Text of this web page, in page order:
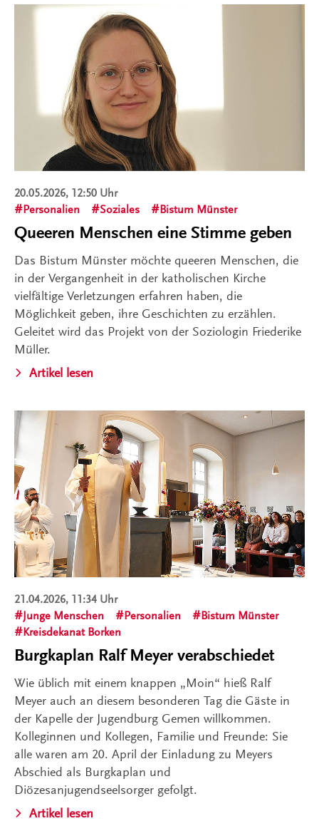
20.05.2026, 12:50 Uhr
Personalien
Soziales Bistum Münster
Queeren Menschen eine Stimme geben
Das Bistum Münster möchte queeren Menschen, die
in der Vergangenheit in der katholischen Kirche
vielfältige Verletzungen erfahren haben, die
Möglichkeit geben, ihre Geschichten zu erzählen.
Geleitet wird das Projekt von der Soziologin Friederike
Müller.
Artikel lesen
21.04.2026, 11:34 Uhr
Junge Menschen
Personalien
Bistum Münster
Kreisdekanat Borken
Burgkaplan Ralf Meyer verabschiedet
Wie üblich mit einem knappen „Moin“ hieß Ralf
Meyer auch an diesem besonderen Tag die Gäste in
der Kapelle der Jugendburg Gemen willkommen.
Kolleginnen und Kollegen, Familie und Freunde: Sie
alle waren am 20. April der Einladung zu Meyers
Abschied als Burgkaplan und
Diözesanjugendseelsorger gefolgt.
Artikel lesen